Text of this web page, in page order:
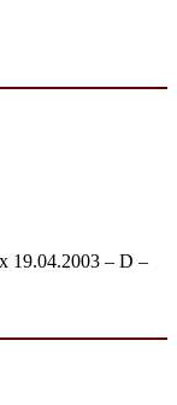
19.04.2003 – D –